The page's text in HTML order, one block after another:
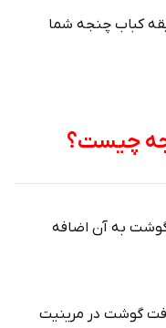
کباب چنجه شما
چیست؟
گوشت به آن اضافه
گوشت در مرینیت